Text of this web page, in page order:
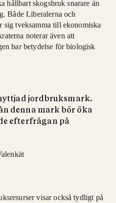
hållbart skogsbruk snarare än
Både Liberalerna och
sig tveksamma till ekonomiska
noterar även att
har betydelse för biologisk
jordbruksmark.
denna mark bör öka
efterfrågan på
visar också tydligt på